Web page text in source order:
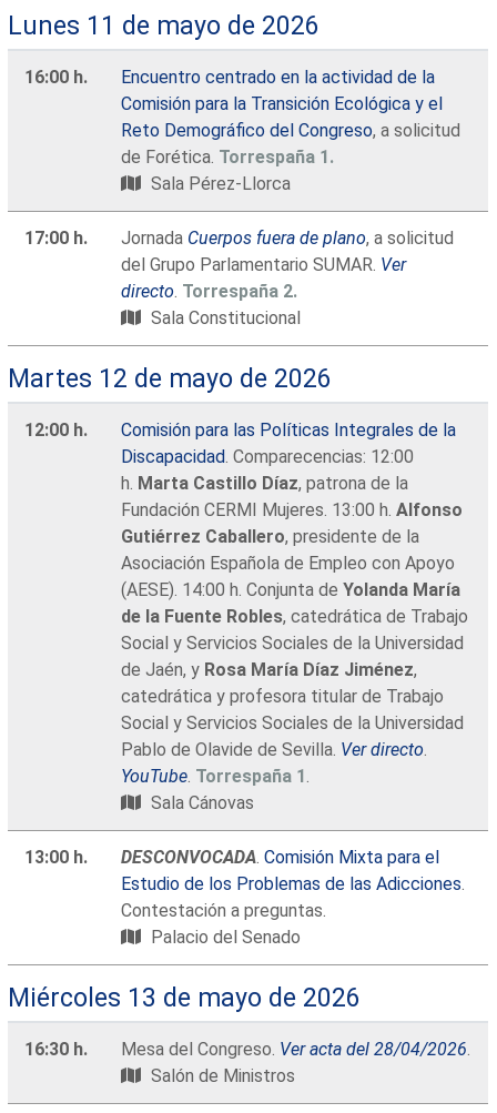
Lunes 11 de mayo de 2026
16:00 h.
Encuentro centrado en la actividad de la
Comisión para la Transición Ecológica y el
Reto Demográfico del Congreso, a solicitud
de Forética. Torrespaña 1.
Sala Pérez-Llorca
17:00 h. Jornada Cuerpos fuera de plano, a solicitud
del Grupo Parlamentario SUMAR. Ver
directo Torrespaña 2.
Sala Constitucional
Martes 12 de mayo de 2026
12:00 h.
Comisión para las Políticas Integrales de la
Discapacidad . Comparecencias: 12:00
h. Marta Castillo Díaz, patrona de la
Fundación CERMI Mujeres. 13:00 h.Alfonso
Gutiérrez Caballero, presidente de la
Asociación Española de Empleo con Apoyo
(AESE). 14:00 h. Conjunta deYolanda María
de la Fuente Robles, catedrática de Trabajo
Social y Servicios Sociales de la Universidad
de Jaén, y Rosa María Díaz Jiménez,
catedrática y profesora titular de Trabajo
Social y Servicios Sociales de la Universidad
Pablo de Olavide de Sevilla. Ver directo
YouTube Torrespaña 1
Sala Cánovas
13:00 h. DESCONVOCADA .Comisión Mixta para el
Estudio de los Problemas de las Adicciones
Contestación a preguntas.
Palacio del Senado
Miércoles 13 de mayo de 2026
16:30 h. Mesa del Congreso. Ver acta del 28/04/2026
Salón de Ministros